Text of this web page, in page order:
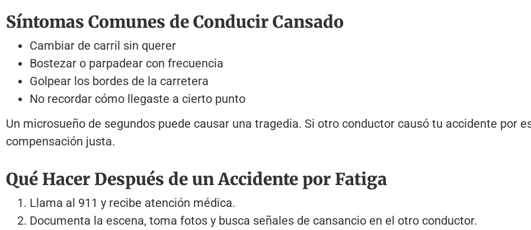
Síntomas Comunes de Conducir Cansado
Cambiar de carril sin querer
Bostezar o parpadear con frecuencia
Golpear los bordes de la carretera
No recordar cómo llegaste a cierto punto
Un microsueño de segundos puede causar una tragedia. Si otro conductor causó tu accidente por
compensación justa.
Qué Hacer Después de un Accidente por Fatiga
Llama al 911 y recibe atención médica.
Documenta la escena, toma fotos y busca señales de cansancio en el otro conductor.